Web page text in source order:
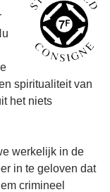
spiritualiteit van
het niets
werkelijk in de
in te geloven dat
crimineel